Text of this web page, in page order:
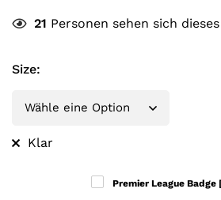
21 Personen sehen sich
Size:
Klar
Premier League Badge